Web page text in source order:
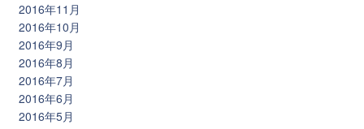
2016年11月
2016年10月
2016年9月
2016年8月
2016年7月
2016年6月
2016年5月